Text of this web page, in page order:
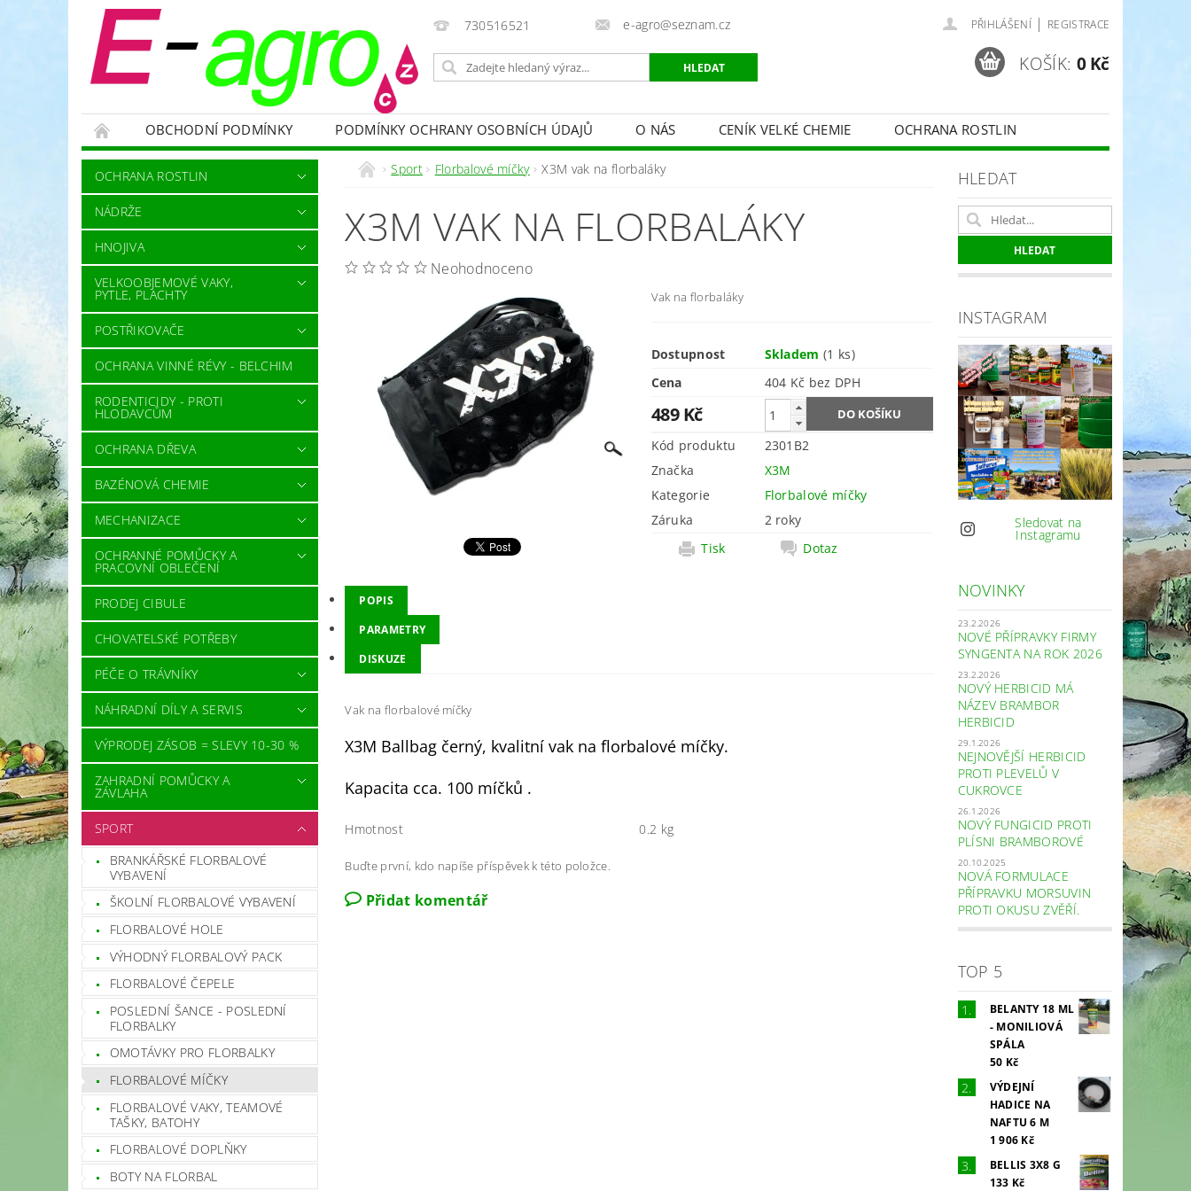
730516521 e-agro@seznam.cz PŘIHLÁŠENÍ | REGISTRACE
KOŠÍK: 0 Kč
OBCHODNÍ PODMÍNKY PODMÍNKY OCHRANY OSOBNÍCH ÚDAJŮ O NÁS CENÍK VELKÉ CHEMIE
OCHRANA ROSTLIN
NÁDRŽE
HNOJIVA VELKOOBJEMOVÉ VAKY, PYTLE, PLACHTY POSTŘIKOVAČE
RODENTICIDY - PROTI HLODAVCŮM
OCHRANNÉ POMŮCKY A PRACOVNÍ OBLEČENÍ
PRODEJ CIBULE CHOVATELSKÉ POTŘEBY
PÉČE O TRÁVNÍKY
NÁHRADNÍ DÍLY A SERVIS
VÝPRODEJ ZÁSOB = SLEVY 10-30 %
OCHRANA ROSTLIN
NÁDRŽE
HNOJIVA
VELKOOBJEMOVÉ VAKY,
PYTLE, PLACHTY
POSTŘIKOVAČE
OCHRANA VINNÉ RÉVY - BELCHIM
RODENTICIDY - PROTI
HLODAVCŮM
OCHRANA DŘEVA
BAZÉNOVÁ CHEMIE
MECHANIZACE
OCHRANNÉ POMŮCKY A
PRACOVNÍ OBLEČENÍ
PRODEJ CIBULE
CHOVATELSKÉ POTŘEBY
PÉČE O TRÁVNÍKY
NÁHRADNÍ DÍLY A SERVIS
VÝPRODEJ ZÁSOB = SLEVY 10-30 %
ZAHRADNÍ POMŮCKY A
ZÁVLAHA
SPORT
BRANKÁŘSKÉ FLORBALOVÉ
VYBAVENÍ
ŠKOLNÍ FLORBALOVÉ VYBAVENÍ
FLORBALOVÉ HOLE
VÝHODNÝ FLORBALOVÝ PACK
FLORBALOVÉ ČEPELE
POSLEDNÍ ŠANCE - POSLEDNÍ
FLORBALKY
OMOTÁVKY PRO FLORBALKY
FLORBALOVÉ MÍČKY
FLORBALOVÉ VAKY, TEAMOVÉ
TAŠKY, BATOHY
FLORBALOVÉ DOPLŇKY
BOTY NA FLORBAL
Sport Florbalové míčky X3M vak na florbaláky
X3M VAK NA FLORBALÁKY
Neohodnoceno
Vak na florbaláky
Dostupnost Skladem(1 ks)
Cena
404 Kč bez DPH
489 Kč
Kód produktu
2301B2
Značka
X3M
Kategorie
Florbalové míčky
Záruka
2 roky
Tisk
Dotaz
POPIS
PARAMETRY
DISKUZE
Vak na florbalové míčky
X3M Ballbag černý, kvalitní vak na florbalové míčky.
Kapacita cca. 100 míčků .
Hmotnost 0.2 kg
Buďte první, kdo napíše příspěvek k této položce.
Přidat komentář
HLEDAT
INSTAGRAM
Sledovat na
Instagramu
NOVINKY
23.2.2026
NOVÉ PŘÍPRAVKY FIRMY
SYNGENTA NA ROK 2026
23.2.2026
NOVÝ HERBICID MÁ
NÁZEV BRAMBOR
HERBICID
29.1.2026
NEJNOVĚJŠÍ HERBICID
PROTI PLEVELŮ V
CUKROVCE
26.1.2026
NOVÝ FUNGICID PROTI
PLÍSNI BRAMBOROVÉ
20.10.2025
NOVÁ FORMULACE
PŘÍPRAVKU MORSUVIN
PROTI OKUSU ZVĚŘÍ.
TOP 5
BELANTY 18 ML
- MONILIOVÁ
SPÁLA
50 Kč
VÝDEJNÍ
HADICE NA
NAFTU 6 M
1 906 Kč
BELLIS 3X8 G
133 Kč